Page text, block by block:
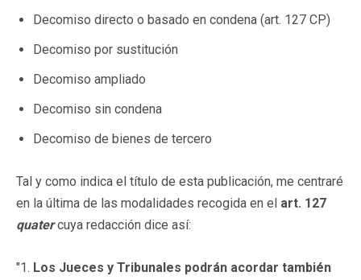
Decomiso directo o basado en condena (art. 127 CP)
Decomiso por sustitución
Decomiso ampliado
Decomiso sin condena
Decomiso de bienes de tercero
Tal y como indica el título de esta publicación, me centraré
en la última de las modalidades recogida en el art. 127
quatercuya redacción dice así:
"1. Los Jueces y Tribunales podrán acordar también